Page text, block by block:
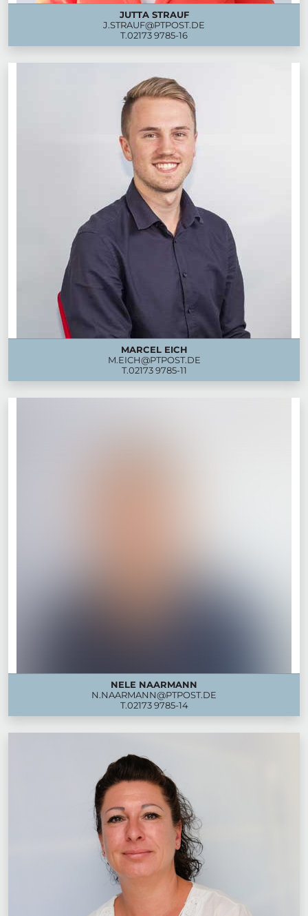
JUTTA STRAUF
J.STRAUF@PTPOST.DE
T.02173 9785-16
MARCEL EICH
M.EICH@PTPOST.DE
T.02173 9785-11
NELE NAARMANN
N.NAARMANN@PTPOST.DE
T.02173 9785-14